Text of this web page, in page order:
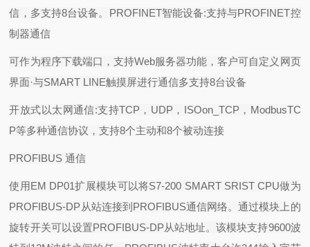
信，多支持8台设备。 PROFINET智能设备:支持与PROFINET控
制器通信
可作为程序下载端口，支持Web服务器功能，客户可自定义网页
界面·与SMART LINE触摸屏进行通信多支持8台设备
开放式以太网通信:支持TCP ， UDP， ISOon_TCP， ModbusTC
P等多种通信协议，支持8个主动和8个被动连接
PROFIBUS通信
使用EM DP01扩展模块可以将S7-200 SMART SRIST CPU做为
PROFIBUS-DP从站连接到 PROFIBUS通信网络。通过模块上的
旋转开关可以设置PROFIBUS-DP从站地址。该模块支持9600波